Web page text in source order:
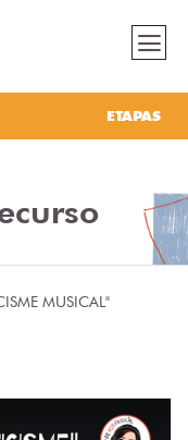
ETAPAS
MUSICAL"